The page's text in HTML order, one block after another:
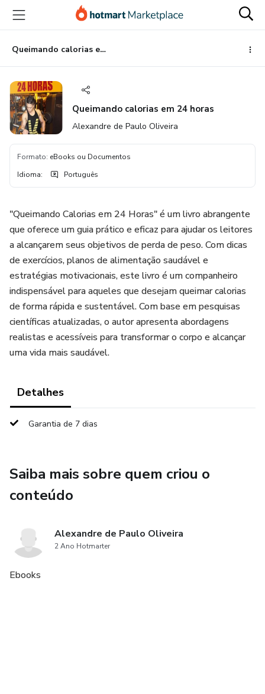
para
conteúdo
principal
para
pagamento
para
rodapé
Queimando calorias em 24 horas
Queimando calorias em 24 horas
Alexandre de Paulo Oliveira
Formato: eBooks ou Documentos
Idioma: Português
"Queimando Calorias em 24 Horas" é um livro abrangente
que oferece um guia prático e eficaz para ajudar os leitores
a alcançarem seus objetivos de perda de peso. Com dicas
de exercícios, planos de alimentação saudável e
estratégias motivacionais, este livro é um companheiro
indispensável para aqueles que desejam queimar calorias
de forma rápida e sustentável. Com base em pesquisas
científicas atualizadas, o autor apresenta abordagens
realistas e acessíveis para transformar o corpo e alcançar
uma vida mais saudável.
Detalhes
Garantia de 7 dias
Saiba mais sobre quem criou o
conteúdo
Alexandre de Paulo Oliveira
2 Ano Hotmarter
Ebooks ㅤ